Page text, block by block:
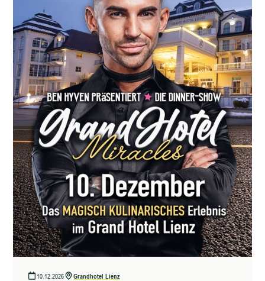
10.12.2026 Grandhotel Lienz